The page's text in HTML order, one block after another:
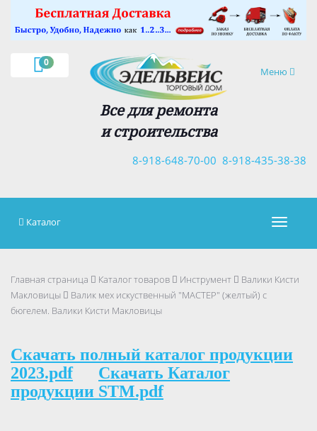
0
Навигация
Меню
Все для ремонта
и строительства
8-918-435-38-38
8-918-648-70-00
×
Каталог
Главная страница Каталог товаров Инструмент
Валики Кисти
Макловицы
Валик мех искуственный "МАСТЕР" (желтый) с
бюгелем. Валики Кисти Макловицы
Скачать полный каталог продукции
2023.pdf
Скачать Каталог
продукции STM.pdf